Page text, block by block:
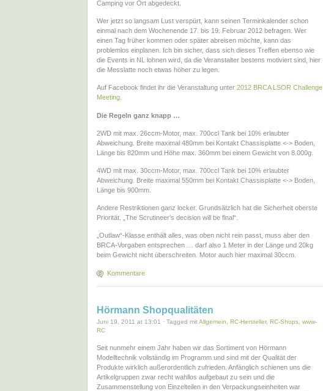
Camping vor Ort abgedeckt.
Wer jetzt so langsam Lust verspürt, kann seinen Terminkalender schon
einmal nach dem Wochenende 17. bis 19. Februar 2012 befragen. Wer
einen Tag früher kommen oder später abreisen möchte, kann das
problemlos einplanen. Ich bin sicher, dass sich dieses Treffen ebenso wie
die Events in NL lohnen wird, da die Veranstalter bestens motiviert sind, hier
die Messlatte noch etwas höher zu legen.
Auf Facebook findet ihr die Veranstaltung unter 2012 BRCA LSOR Challenge
Meeting.
Die Regeln ganz knapp …
2WD mit max. 26ccm-Motor, max. 700ccl Tank bei 10% erlaubter
Abweichung. Breite maximal 480mm bei Kontakt Chassisplatte <-> Boden,
Länge bis 820mm und Höhe max. 360mm bei einem Gewicht von 8.000g.
4WD mit max. 30ccm-Motor, max. 700ccl Tank bei 10% erlaubter
Abweichung. Breite maximal 550mm bei Kontakt Chassisplatte <-> Boden,
Länge bis 900mm.
Andere Restriktionen ganz locker. Grundsätzlich hat die Sicherheit oberste
Priorität. „The Scrutineer’s decision will be final“.
„Outlaw“-Klasse enthält alles, was oben nicht rein passt, muss aber den
BRCA-Vorgaben entsprechen … darf also 1 Meter in der Länge und 20kg
beim Gewicht nicht überschreiten. Motor auch hier maximal 30ccm.
Kommentare
Hörmann Shopqualitäten
Juni 19, 2011 at 13:01 · Tagged mitAllgemein RC-Hersteller, RC-Shops www-
RC
Seit nunmehr einem Jahr haben wir das Sortiment von Hörmann
Modelltechnik vollständig im Programm und sind mit der Qualität der
Produkte wirklich außerordentlich zufrieden. Anfänglich schienen uns die
Artikelgruppen zwar recht wahllos aufgebaut zu sein und die
Zusammenstellung von Einzelteilen in den Verpackungseinheiten war